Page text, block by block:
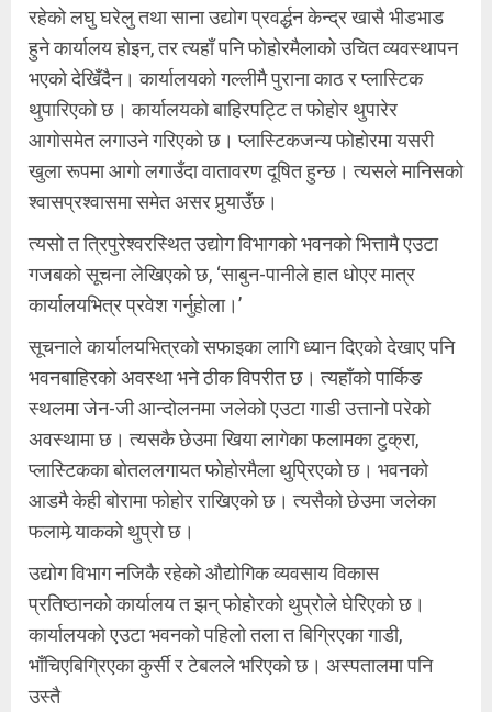
रहेको लघु घरेलु तथा साना उद्योग प्रवर्द्धन केन्द्र खासै भीडभाड
हुने कार्यालय होइन, तर त्यहाँ पनि फोहोरमैलाको उचित व्यवस्थापन
भएको देखिँदैन। कार्यालयको गल्लीमै पुराना काठ र प्लास्टिक
थुपारिएको छ। कार्यालयको बाहिरपट्टि त फोहोर थुपारेर
आगोसमेत लगाउने गरिएको छ। प्लास्टिकजन्य फोहोरमा यसरी
खुला रूपमा आगो लगाउँदा वातावरण दूषित हुन्छ। त्यसले मानिसको
श्वासप्रश्वासमा समेत असर पुर्‍याउँछ।
त्यसो त त्रिपुरेश्वरस्थित उद्योग विभागको भवनको भित्तामै एउटा
गजबको सूचना लेखिएको छ, ‘साबुन-पानीले हात धोएर मात्र
कार्यालयभित्र प्रवेश गर्नुहोला।’
सूचनाले कार्यालयभित्रको सफाइका लागि ध्यान दिएको देखाए पनि
भवनबाहिरको अवस्था भने ठीक विपरीत छ। त्यहाँको पार्किङ
स्थलमा जेन-जी आन्दोलनमा जलेको एउटा गाडी उत्तानो परेको
अवस्थामा छ। त्यसकै छेउमा खिया लागेका फलामका टुक्रा,
प्लास्टिकका बोतललगायत फोहोरमैला थुप्रिएको छ। भवनको
आडमै केही बोरामा फोहोर राखिएको छ। त्यसैको छेउमा जलेका
फलामे र्‍याकको थुप्रो छ।
उद्योग विभाग नजिकै रहेको औद्योगिक व्यवसाय विकास
प्रतिष्ठानको कार्यालय त झन् फोहोरको थुप्रोले घेरिएको छ।
कार्यालयको एउटा भवनको पहिलो तला त बिग्रिएका गाडी,
भाँचिएबिग्रिएका कुर्सी र टेबलले भरिएको छ। अस्पतालमा पनि
उस्तै